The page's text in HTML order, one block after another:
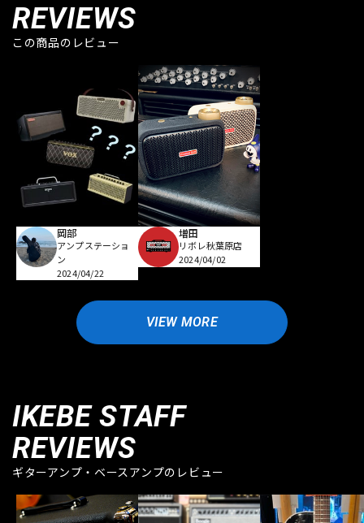
REVIEWS
この商品のレビュー
岡部
アンプステーショ
ン
2024/04/22
増田
リボレ秋葉原店
2024/04/02
VIEW MORE
IKEBE STAFF
REVIEWS
ギターアンプ・ベースアンプのレビュー